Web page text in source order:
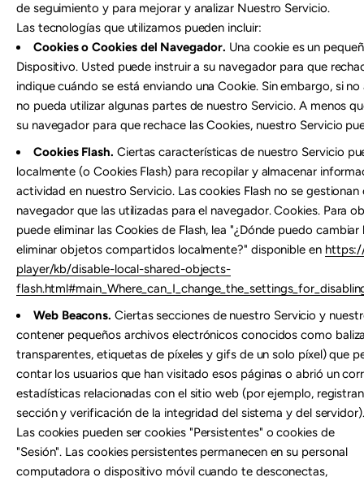
de seguimiento y para mejorar y analizar Nuestro Servicio.
Las tecnologías que utilizamos pueden incluir:
Cookies o Cookies del Navegador. Una cookie es un
Dispositivo. Usted puede instruir a su navegador para que
indique cuándo se está enviando una Cookie. Sin embargo, si
no pueda utilizar algunas partes de nuestro Servicio. A menos
su navegador para que rechace las Cookies, nuestro Servicio
Cookies Flash. Ciertas características de nuestro Servicio
localmente (o Cookies Flash) para recopilar y almacenar
actividad en nuestro Servicio. Las cookies Flash no se
navegador que las utilizadas para el navegador. Cookies. Para
puede eliminar las Cookies de Flash, lea "¿Dónde puedo
eliminar objetos compartidos localmente?" disponible en
player/kb/disable-local-shared-objects-
Web Beacons. Ciertas secciones de nuestro Servicio y
contener pequeños archivos electrónicos conocidos como
transparentes, etiquetas de píxeles y gifs de un solo píxel) que
contar los usuarios que han visitado esos páginas o abrió un
estadísticas relacionadas con el sitio web (por ejemplo,
sección y verificación de la integridad del sistema y del servidor).
Las cookies pueden ser cookies "Persistentes" o cookies de
"Sesión". Las cookies persistentes permanecen en su personal
computadora o dispositivo móvil cuando te desconectas,